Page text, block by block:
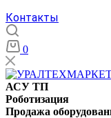
Контакты
0
АСУ ТП
Роботизация
Продажа